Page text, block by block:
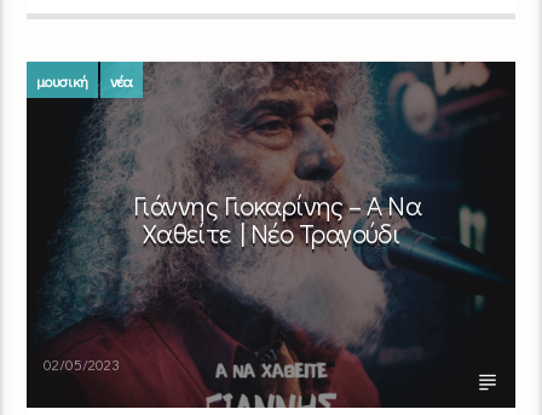
μουσική νέα
Γιάννης Γιοκαρίνης – Α Να
Χαθείτε | Νέο Τραγούδι
02/05/2023